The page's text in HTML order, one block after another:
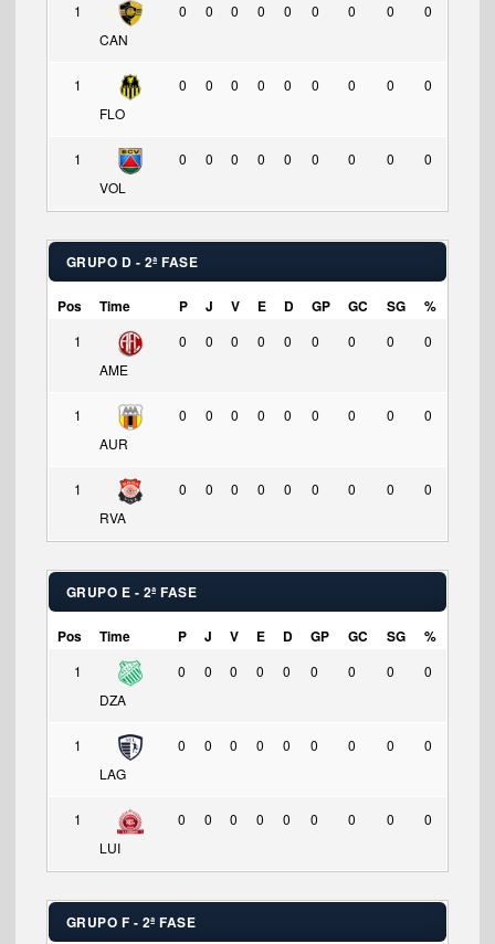
1
CAN
0 0 0 0 0 0 0 0 0
1
FLO
0 0 0 0 0 0 0 0 0
1
VOL
0 0 0 0 0 0 0 0 0
GRUPO D - 2ª FASE
Pos Time P J V E D GP GC SG %
1
AME
0 0 0 0 0 0 0 0 0
1
AUR
0 0 0 0 0 0 0 0 0
1
RVA
0 0 0 0 0 0 0 0 0
GRUPO E - 2ª FASE
Pos Time P J V E D GP GC SG %
1
DZA
0 0 0 0 0 0 0 0 0
1
LAG
0 0 0 0 0 0 0 0 0
1
LUI
0 0 0 0 0 0 0 0 0
GRUPO F - 2ª FASE